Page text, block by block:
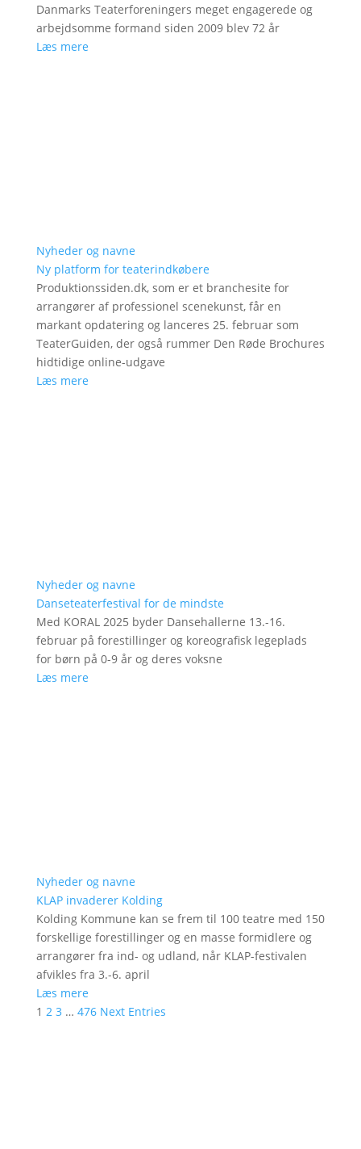
Danmarks Teaterforeningers meget engagerede og
arbejdsomme formand siden 2009 blev 72 år
Læs mere
Nyheder og navne
Ny platform for teaterindkøbere
Produktionssiden.dk, som er et branchesite for
arrangører af professionel scenekunst, får en
markant opdatering og lanceres 25. februar som
TeaterGuiden, der også rummer Den Røde Brochures
hidtidige online-udgave
Læs mere
Nyheder og navne
Danseteaterfestival for de mindste
Med KORAL 2025 byder Dansehallerne 13.-16.
februar på forestillinger og koreografisk legeplads
for børn på 0-9 år og deres voksne
Læs mere
Nyheder og navne
KLAP invaderer Kolding
Kolding Kommune kan se frem til 100 teatre med 150
forskellige forestillinger og en masse formidlere og
arrangører fra ind- og udland, når KLAP-festivalen
afvikles fra 3.-6. april
Læs mere
1 2 3 … 476 Next Entries